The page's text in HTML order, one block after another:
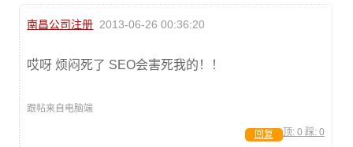
南昌公司注册 2013-06-26 00:36:20
哎呀 烦闷死了 SEO会害死我的！！
跟帖来自电脑端
顶: 0 踩: 0
回复